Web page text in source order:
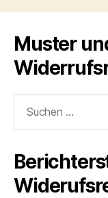
Muster
nach: